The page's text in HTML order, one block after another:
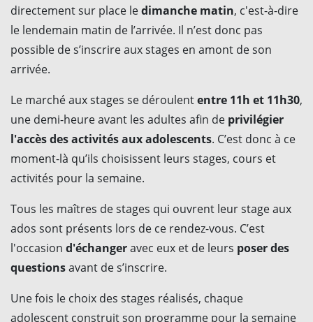
directement sur place ledimanche matin, c'est-à-dire
le lendemain matin de l’arrivée. Il n’est donc pas
possible de s’inscrire aux stages en amont de son
arrivée.
Le marché aux stages se déroulententre 11h et 11h30,
une demi-heure avant les adultes afin de privilégier
l'accès des activités aux adolescents. C’est donc à ce
moment-là qu’ils choisissent leurs stages, cours et
activités pour la semaine.
Tous les maîtres de stages qui ouvrent leur stage aux
ados sont présents lors de ce rendez-vous. C’est
l'occasion d'échangeravec eux et de leurs poser des
questionsavant de s’inscrire.
Une fois le choix des stages réalisés, chaque
adolescent construit son programme pour la semaine